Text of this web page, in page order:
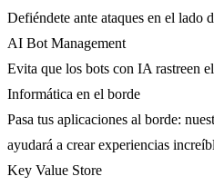
Defiéndete ante ataques en el lado
AI Bot Management
Evita que los bots con IA rastreen
Informática en el borde
Pasa tus aplicaciones al borde:
ayudará a crear experiencias
Key Value Store